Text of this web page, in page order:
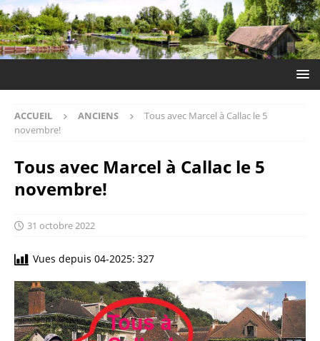
ACCUEIL ANCIENS
Tous avec Marcel à Callac le 5
novembre!
Tous avec Marcel à Callac le 5
novembre!
31 octobre 2022
Vues depuis 04-2025: 327